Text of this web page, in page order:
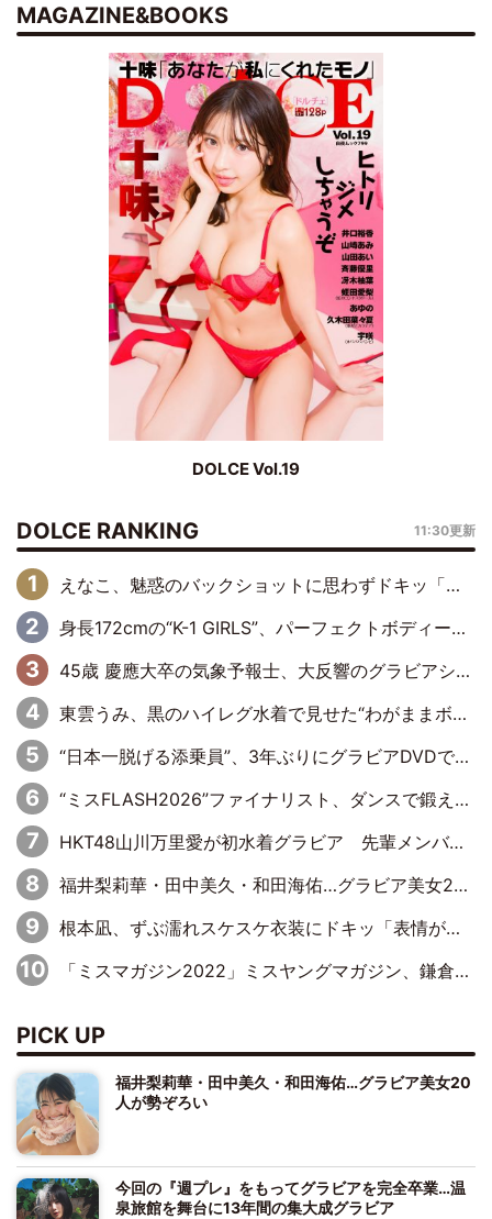
MAGAZINE&BOOKS
DOLCE Vol.19
DOLCE RANKING 11:30更新
えなこ、魅惑のバックショットに思わずドキッ「世界最高レベルの美しさ」「クールビューティーで良き」「ポーズも表情も完璧」
身長172cmの“K-1 GIRLS”、パーフェクトボディーでグラビアDVDデビュー
45歳 慶應大卒の気象予報士、大反響のグラビアショット
東雲うみ、黒のハイレグ水着で見せた“わがままボディ”がたまらない「うみちゃんカワイイ」「全てがステキな女神さま」「魅力的です」
“日本一脱げる添乗員”、3年ぶりにグラビアDVDで復活 31歳の艶やかな表情がさえわたる
“ミスFLASH2026”ファイナリスト、ダンスで鍛え上げた健康的な美ボディー披露
HKT48山川万里愛が初水着グラビア 先輩メンバーも思わず“ガン見”した新たな魅力
福井梨莉華・田中美久・和田海佑…グラビア美女20人が勢ぞろい
根本凪、ずぶ濡れスケスケ衣装にドキッ「表情が良過ぎる」「ねもちゃんの眼差しにドキドキが止まらない」
「ミスマガジン2022」ミスヤングマガジン、鎌倉の古民家でしっとりグラビア
PICK UP
福井梨莉華・田中美久・和田海佑…グラビア美女20
人が勢ぞろい
今回の『週プレ』をもってグラビアを完全卒業…温
泉旅館を舞台に13年間の集大成グラビア